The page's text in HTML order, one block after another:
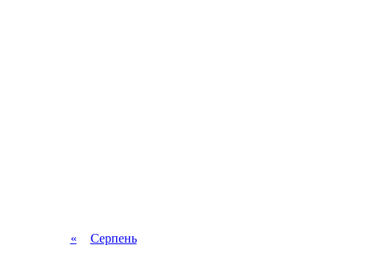
« Серпень